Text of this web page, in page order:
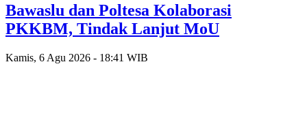
Bawaslu dan Poltesa Kolaborasi
PKKBM, Tindak Lanjut MoU
Kamis, 6 Agu 2026 - 18:41 WIB